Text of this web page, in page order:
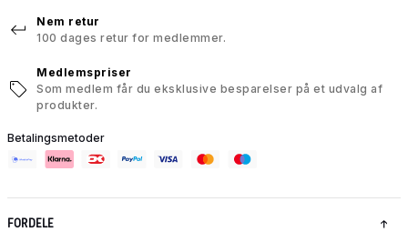
Nem retur
100 dages retur for medlemmer.
Medlemspriser
Som medlem får du eksklusive besparelser på et udvalg af
produkter.
Betalingsmetoder
FORDELE